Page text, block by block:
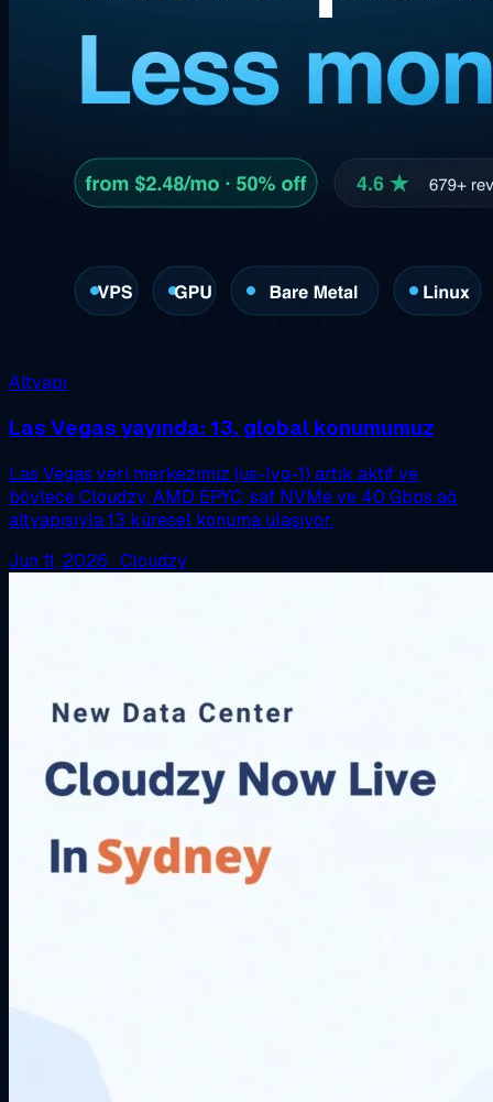
Altyapı
Las Vegas yayında: 13. global konumumuz
Las Vegas veri merkezimiz (us-lvg-1) artık aktif ve
böylece Cloudzy, AMD EPYC, saf NVMe ve 40 Gbps ağ
altyapısıyla 13 küresel konuma ulaşıyor.
Jun 11, 2026 · Cloudzy